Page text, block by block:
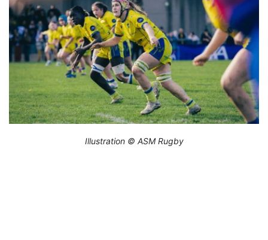
Illustration © ASM Rugby